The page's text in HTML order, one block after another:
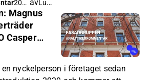
202
6-
05-
05:5
av Lucas Mattsson
Magnus
Casper
nyckelperson i företaget sedan